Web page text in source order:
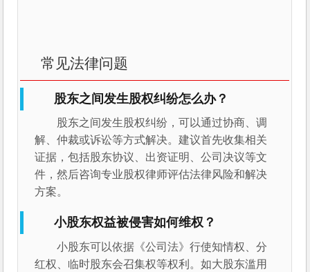
常见法律问题
股东之间发生股权纠纷怎么办？
股东之间发生股权纠纷，可以通过协商、调
解、仲裁或诉讼等方式解决。建议首先收集相关
证据，包括股东协议、出资证明、公司决议等文
件，然后咨询专业股权律师评估法律风险和解决
方案。
小股东权益被侵害如何维权？
小股东可以依据《公司法》行使知情权、分
红权、临时股东会召集权等权利。如大股东滥用